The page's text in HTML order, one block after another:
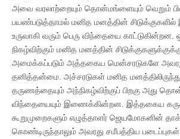
அவை வரலாற்றையும் தொன்மங்ளையும் வெறும்
பயண்படுத்தாமல் மனித மனத்தின் சிடுக்குகளில்
உருவாகி வரும் பெரு விந்தையை காட்டுகின்றன.
நிகழ்விற்கும் மனித மனத்தின்
அமைக்கப்படும் அத்தகைய மென்சரடுகளே
தனித்தன்மை. அச்சரடுகள் மனித மனத்திலிருந்து
தருணத்தையும் அந்நிகழ்விற்குப் பிறகு அது
விந்தையையும் இணைக்கின்றன. இத்தகைய
கூறுமுறைகளும் எழுத்தாளர் ஜெயமோகனின்
கொண்டிருந்தாலும் அவரது சமீபத்திய